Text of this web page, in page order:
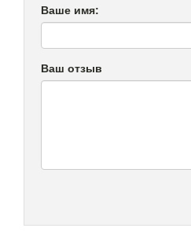
Ваше имя:
Ваш отзыв